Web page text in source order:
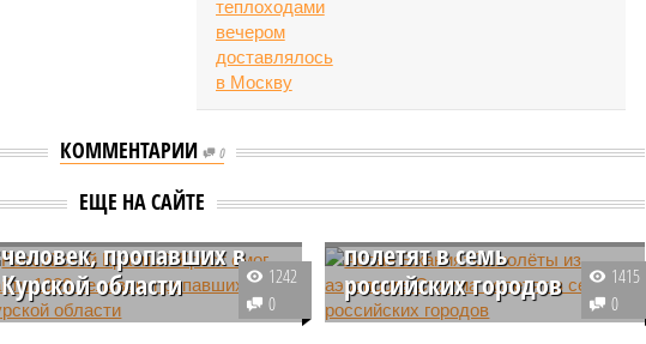
КОММЕНТАРИИ 0
ЕЩЕ НА САЙТЕ
Российский Красный
Крест смог найти 1088
человек, пропавших в
Курской области
Российскому Красному Кресту
1242
0
Аслан Бжания: Самолёты
полетят в семь
российских городов
Самолёты из аэропорта столицы
1415
0